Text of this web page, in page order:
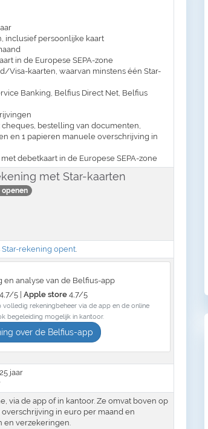
inclusief persoonlijke kaart
in de Europese SEPA-zone
Visa-kaarten, waarvan minstens één Star-
Banking, Belfius Direct Net, Belfius
bestelling van documenten,
en 1 papieren manuele overschrijving in
debetkaart in de Europese SEPA-zone
met Star-kaarten
openen
Star-rekening opent
en analyse van de Belfius-app
4,7/5 |Apple store 4,7/5
volledig rekeningbeheer via de app en de online
begeleiding mogelijk in kantoor.
over de Belfius-app
jaar
via de app of in kantoor. Ze omvat boven op
in euro per maand en
en verzekeringen.